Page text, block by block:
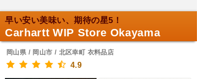
早い安い美味い、期待の星5！
Carhartt WIP Store Okayama
岡山県 / 岡山市 / 北区幸町 衣料品店
4.9